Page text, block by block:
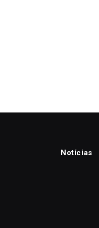
Notícias